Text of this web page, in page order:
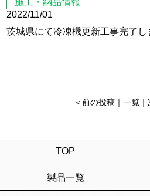
2022/11/01
茨城県にて冷凍機更新工事完了し
＜ 前の投稿 一覧
TOP
製品一覧